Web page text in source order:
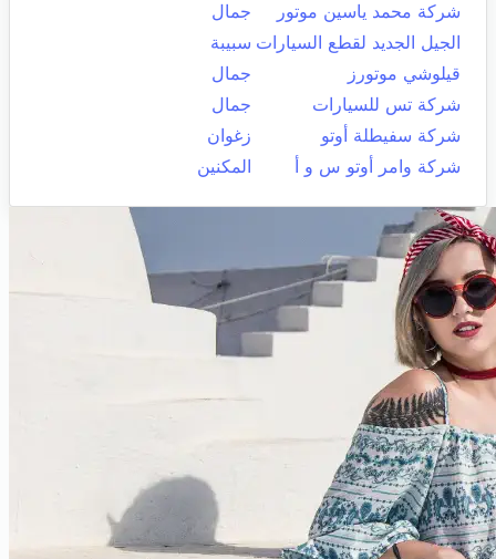
شركة محمد ياسين موتور
جمال
الجيل الجديد لقطع السيارات سبيبة
قيلوشي موتورز
جمال
شركة تس للسيارات
جمال
شركة سفيطلة أوتو
زغوان
شركة وامر أوتو س و أ
المكنين